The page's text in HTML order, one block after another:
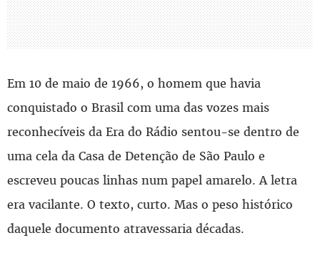
Em 10 de maio de 1966, o homem que havia
conquistado o Brasil com uma das vozes mais
reconhecíveis da Era do Rádio sentou-se dentro de
uma cela da Casa de Detenção de São Paulo e
escreveu poucas linhas num papel amarelo. A letra
era vacilante. O texto, curto. Mas o peso histórico
daquele documento atravessaria décadas.